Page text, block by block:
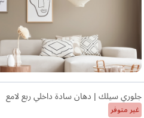
جلوري سيلك | دهان سادة داخلي ربع لامع
غير متوفر